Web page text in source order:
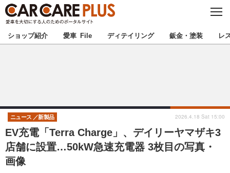
C
S
E
★カーケアプラス認定★ 厳選プロショップを地域から探す
甲信越 北陸
東海 関西
ショップ紹介 愛車 File ディテイリング 鈑金・塗装 レ
EV充電「Terra Charge」、デイリーヤマザキ3
店舗に設置…50kW急速充電器 3枚目の写真・
画像
ニュース 新製品 2026.4.18 Sat 15:00